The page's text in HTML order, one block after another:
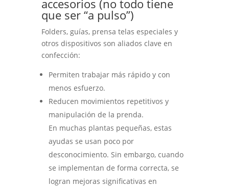
accesorios (no todo tiene
que ser “a pulso”)
Folders, guías, prensa telas especiales y
otros dispositivos son aliados clave en
confección:
Permiten trabajar más rápido y con
menos esfuerzo.
Reducen movimientos repetitivos y
manipulación de la prenda.
En muchas plantas pequeñas, estas
ayudas se usan poco por
desconocimiento. Sin embargo, cuando
se implementan de forma correcta, se
logran mejoras significativas en